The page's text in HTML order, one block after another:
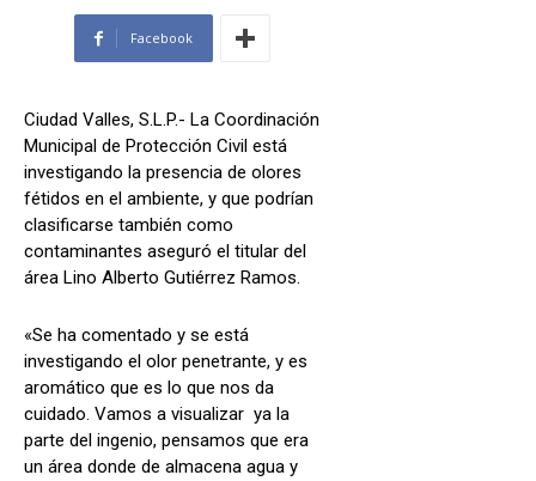
Facebook
Ciudad Valles, S.L.P.- La Coordinación
Municipal de Protección Civil está
investigando la presencia de olores
fétidos en el ambiente, y que podrían
clasificarse también como
contaminantes aseguró el titular del
área Lino Alberto Gutiérrez Ramos.
«Se ha comentado y se está
investigando el olor penetrante, y es
aromático que es lo que nos da
cuidado. Vamos a visualizar ya la
parte del ingenio, pensamos que era
un área donde de almacena agua y